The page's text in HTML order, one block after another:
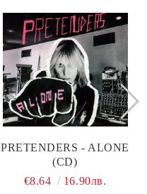
PRETENDERS - ALONE
(CD)
€8.64
16.90лв.